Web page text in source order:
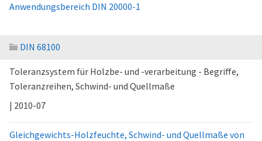
Anwendungsbereich DIN 20000-1
DIN 68100
Toleranzsystem für Holzbe- und -verarbeitung - Begriffe,
Toleranzreihen, Schwind- und Quellmaße
| 2010-07
Gleichgewichts-Holzfeuchte, Schwind- und Quellmaße von